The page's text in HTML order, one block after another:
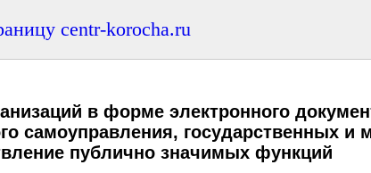
centr-korocha.ru
в форме электронного
самоуправления, государственных и
публично значимых функций